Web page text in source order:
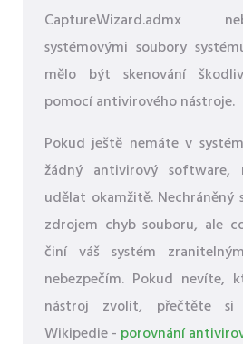
CaptureWizard.admx
systémovými soubory
mělo být skenování
pomocí antivirového nástroje.
Pokud ještě nemáte v
žádný antivirový
udělat okamžitě. Nechráněný
zdrojem chyb souboru, ale
činí váš systém
nebezpečím. Pokud nevíte,
nástroj zvolit, přečtěte
Wikipedie - porovnání